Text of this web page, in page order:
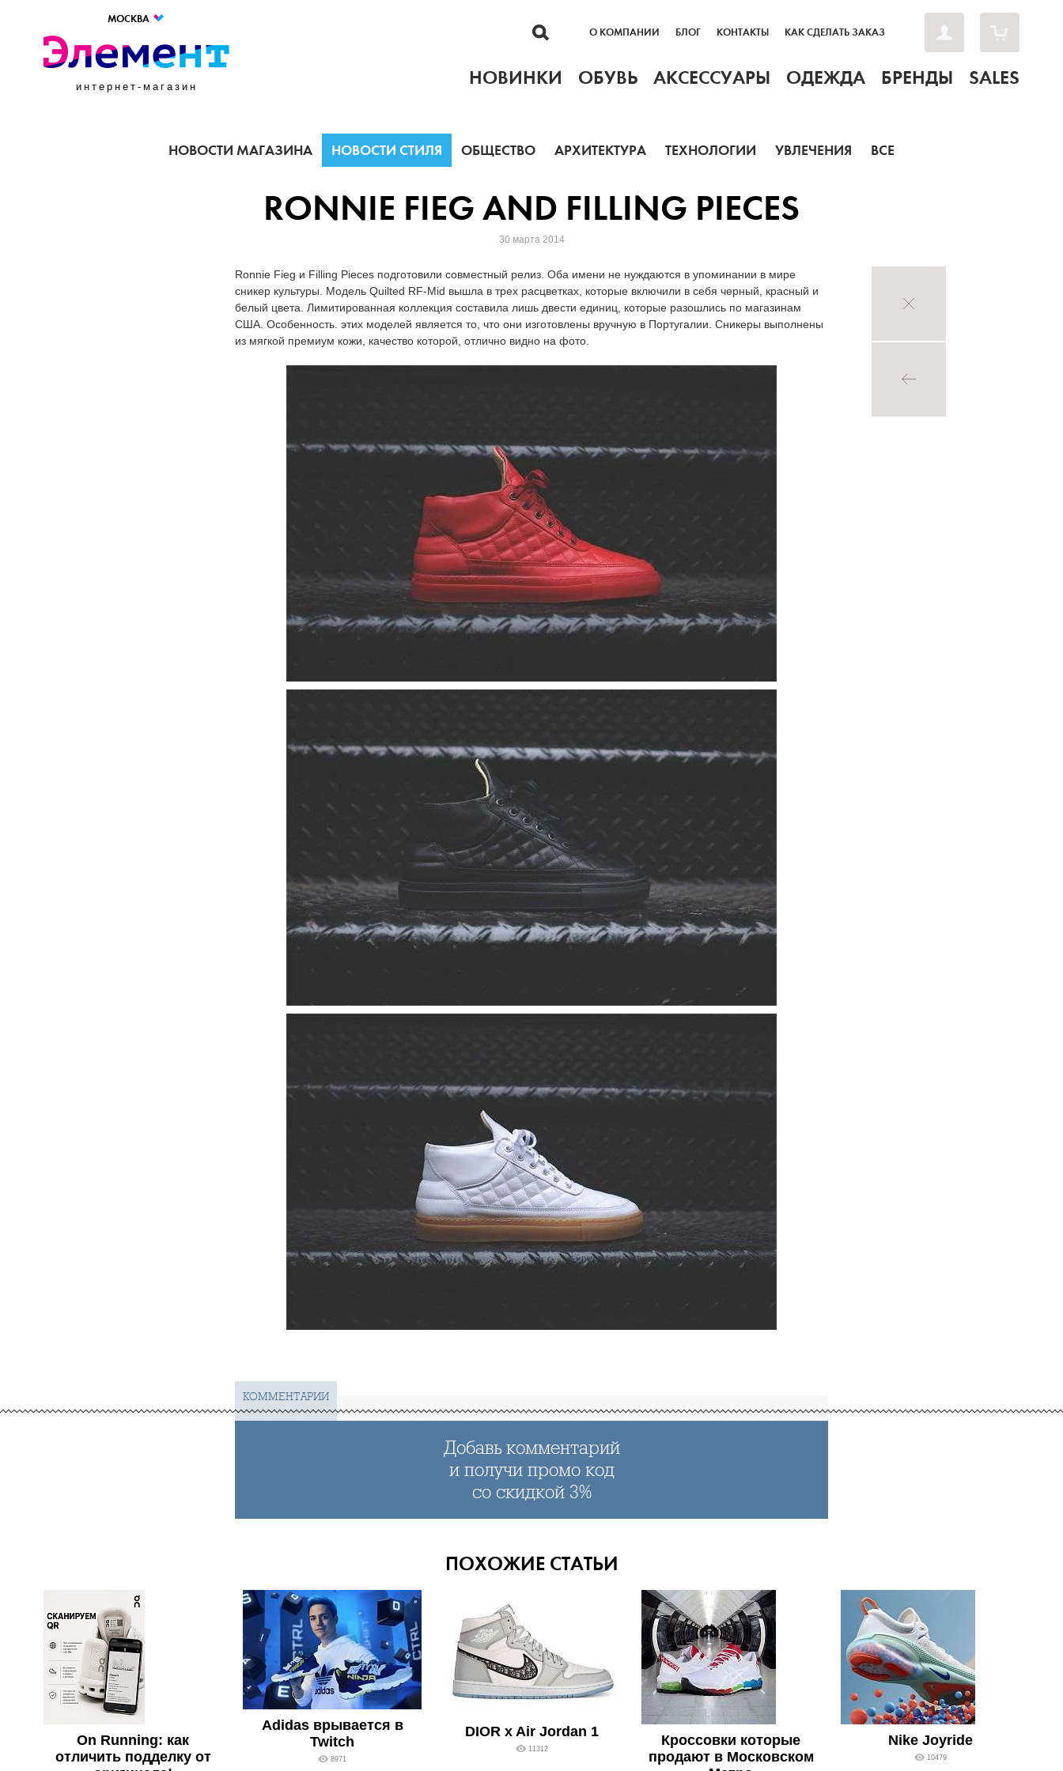
МОСКВА
интернет-магазин
О КОМПАНИИ БЛОГ КОНТАКТЫ КАК СДЕЛАТЬ ЗАКАЗ
НОВИНКИ ОБУВЬ АКСЕССУАРЫ ОДЕЖДА БРЕНДЫ SALES
НОВОСТИ МАГАЗИНА НОВОСТИ СТИЛЯ ОБЩЕСТВО АРХИТЕКТУРА ТЕХНОЛОГИИ УВЛЕЧЕНИЯ ВСЕ
RONNIE FIEG AND FILLING PIECES
30 марта 2014
Ronnie Fieg и Filling Pieces подготовили совместный релиз. Оба имени не нуждаются в упоминании в мире
сникер культуры. Модель Quilted RF-Mid вышла в трех расцветках, которые включили в себя черный, красный и
белый цвета. Лимитированная коллекция составила лишь двести единиц, которые разошлись по магазинам
США. Особенность. этих моделей является то, что они изготовлены вручную в Португалии. Сникеры выполнены
из мягкой премиум кожи, качество которой, отлично видно на фото.
КОММЕНТАРИИ
Добавь комментарий
и получи промо код
со скидкой 3%
ПОХОЖИЕ СТАТЬИ
On Running: как
отличить подделку от
Adidas врывается в
Twitch
8971
DIOR x Air Jordan 1
11312
Кроссовки которые
продают в Московском
Nike Joyride
10479